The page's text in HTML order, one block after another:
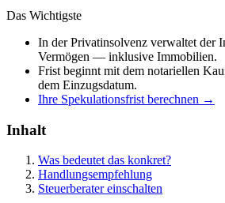
Das Wichtigste
In der Privatinsolvenz verwaltet der
Vermögen — inklusive Immobilien.
Frist beginnt mit dem notariellen
dem Einzugsdatum.
Ihre Spekulationsfrist berechnen →
Inhalt
Was bedeutet das konkret?
Handlungsempfehlung
Steuerberater einschalten